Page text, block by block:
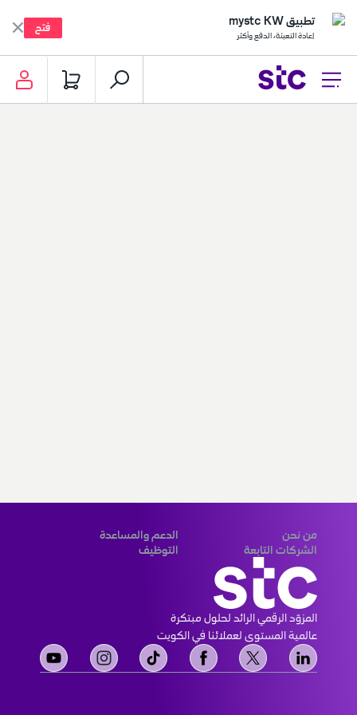
تطبيق mystc KW
إعادة التعبئة، الدفع وأكثر
فتح
من نحن
الدعم والمساعدة
الشركات التابعة
التوظيف
عالمية المستوى لعملائنا في الكويت